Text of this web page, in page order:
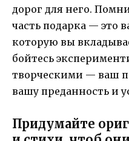
дорог для него.
часть подарка — это
которую вы
бойтесь
творческими — ваш
вашу преданность и
Придумайте